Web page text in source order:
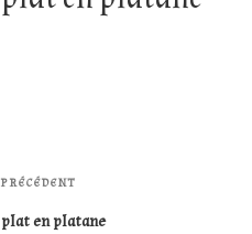
Navigation
de
Article
précédent
PRÉCÉDENT
plat en platane